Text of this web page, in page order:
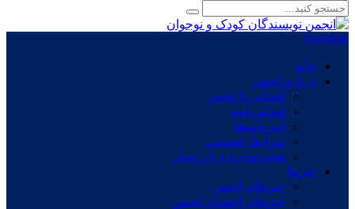
Navigate
خانه
درباره انجمن
آشنایی با انجمن
اساس‌نامه
آیین‌نامه‌ها
شرایط عضویت
هیئت‌مدیره و بازرسان
خبرها
خبرهای انجمن
خبرهای اعضای انجمن